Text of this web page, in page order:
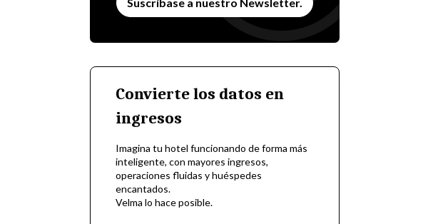
Convierte los datos en
ingresos
Imagina tu hotel funcionando de forma más
inteligente, con mayores ingresos,
operaciones fluidas y huéspedes
encantados.
Velma lo hace posible.